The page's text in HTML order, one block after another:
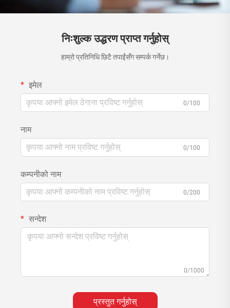
निःशुल्क उद्धरण प्राप्त गर्नुहोस्
हाम्रो प्रतिनिधि छिटै तपाईंसँग सम्पर्क गर्नेछ।
इमेल
0/100
नाम
0/100
कम्पनीको नाम
0/200
सन्देश
0/1000
प्रस्तुत गर्नुहोस्